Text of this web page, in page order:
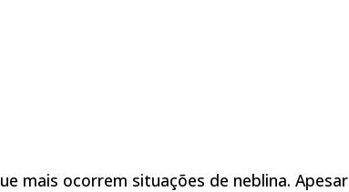
mais ocorrem situações de neblina. Apesar